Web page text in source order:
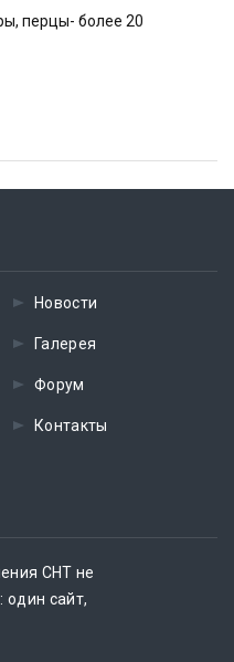
перцы- более 20
Новости
Галерея
Форум
Контакты
СНТ не
сайт,